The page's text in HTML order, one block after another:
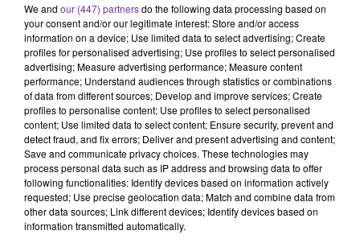
LIBAN
19 avril 2024 - 15 min 31 sec
LE JOURNAL DU LIBAN DU SOIR DU 19/04/24
We and our (447) partnersdo the following data processing based on
your consent and/or our legitimate interest: Store and/or access
information on a device; Use limited data to select advertising; Create
profiles for personalised advertising; Use profiles to select personalised
advertising; Measure advertising performance; Measure content
performance; Understand audiences through statistics or combinations
of data from different sources; Develop and improve services; Create
profiles to personalise content; Use profiles to select personalised
content; Use limited data to select content; Ensure security, prevent and
detect fraud, and fix errors; Deliver and present advertising and content;
Save and communicate privacy choices. These technologies may
process personal data such as IP address and browsing data to offer
following functionalities: Identify devices based on information actively
requested; Use precise geolocation data; Match and combine data from
other data sources; Link different devices; Identify devices based on
information transmitted automatically.